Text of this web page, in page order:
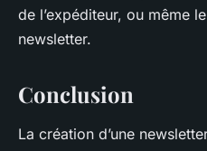
de l’expéditeur, ou même
newsletter.
Conclusion
La création d’une